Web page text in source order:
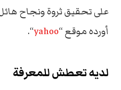
على تحقيق ثروة ونجاح
أورده موقع “yahoo
“.
لديه تعطش للمعرفة